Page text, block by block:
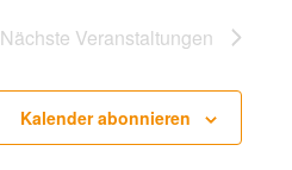
Nächste Veranstaltungen
Kalender abonnieren